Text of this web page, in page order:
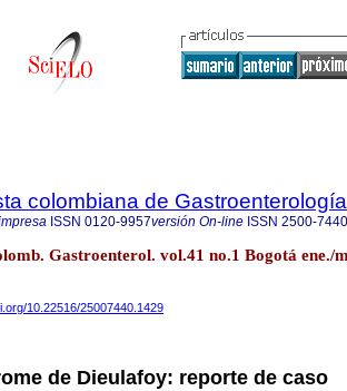
colombiana de Gastroenterología
ISSN 0120-9957versión On-line ISSN 2500-7440
Gastroenterol. vol.41 no.1 Bogotá ene./
10.22516/25007440.1429
de Dieulafoy: reporte de caso